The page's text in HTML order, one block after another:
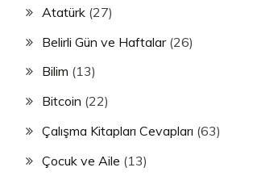
Atatürk (27)
Belirli Gün ve Haftalar(26)
Bilim (13)
Bitcoin (22)
Çalışma Kitapları Cevapları (63)
Çocuk ve Aile (13)